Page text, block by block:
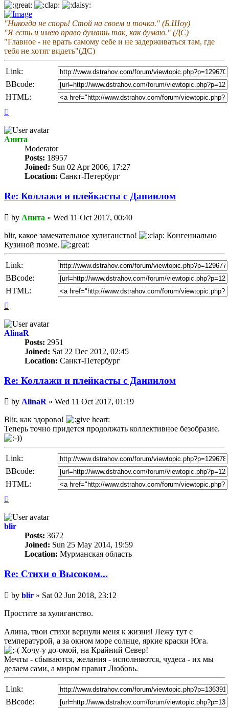
"Никогда не спорь! Стой на своем и точка." (Б.Шоу)
"Я есть и имею право думать так, как думаю." (ДС)
"Главное - не врать самому себе и не задерживаться там, где
тебя не хотят видеть"(ДС)
Link:
BBcode:
HTML:
Анита
Мoderator
Posts: 18957
Joined: Sun 02 Apr 2006, 17:27
Location: Санкт-Петербург
Re: Коллажи и плейкасты с Даниилом
Unread
post
by Анита » Wed 11 Oct 2017, 00:40
blir, какое замечательное хулиганство!
Конгениально
Кузиной поэме.
Link:
BBcode:
HTML:
AlinaR
Posts: 2951
Joined: Sat 22 Dec 2012, 02:45
Location: Санкт-Петербург
Re: Коллажи и плейкасты с Даниилом
Unread
post
by AlinaR » Wed 11 Oct 2017, 01:19
Blir, как здорово!
Теперь точно придется продолжать коллективное безобразие.
Link:
BBcode:
HTML:
blir
Posts: 3672
Joined: Sun 25 May 2014, 19:59
Location: Мурманская область
Re: Стихи о Высоком...
Unread
post
by blir » Sat 02 Jun 2018, 23:12
Простите за хулиганство.
Алина, твои стихи вернули меня к жизни! Лежу тут с
температурой, а за окном море солнце, яркие краски Юга.
Хочу-у до-омой, на Крайний Север!
Мечты - сбываются, желания - исполняются, чудеса - их мы
делаем сами, а миром правит Любовь.
Link:
BBcode: